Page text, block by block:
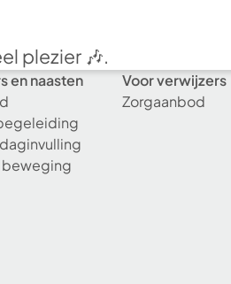
plezier 🎶.
en naasten
beweging
Voor verwijzers
Zorgaanbod